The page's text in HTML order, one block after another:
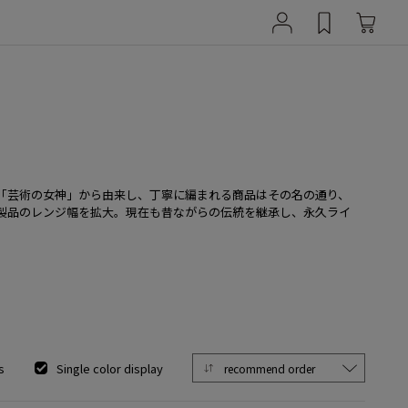
術の女神」から由来し、丁寧に編まれる商品はその名の通り、
のレンジ幅を拡大。現在も昔ながらの伝統を継承し、永久ライ
Single color display